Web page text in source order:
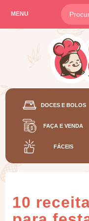
MENU
DOCES E BOLOS
FAÇA E VENDA
FÁCEIS
10